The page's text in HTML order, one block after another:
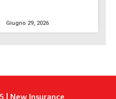
Giugno 29, 2026
| New Insurance